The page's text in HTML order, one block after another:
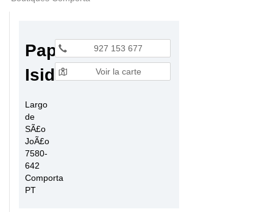
Papelaria
Isidora
Largo
de
SÃ£o
JoÃ£o
7580-
642
Comporta
PT
927 153 677
Voir la carte